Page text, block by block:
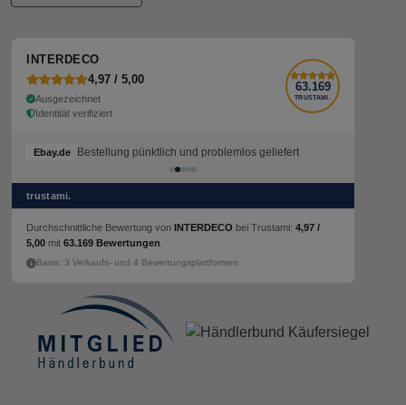
INTERDECO
4,97 / 5,00
Ausgezeichnet
Identität verifiziert
63.169
TRUSTAMI.
Ebay.de Bestellung pünktlich und problemlos geliefert
trustami.
Durchschnittliche Bewertung von INTERDECO bei Trustami: 4,97 /
5,00 mit 63.169 Bewertungen
Basis: 3 Verkaufs- und 4 Bewertungsplattformen